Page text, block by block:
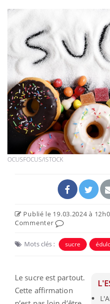
OCUSFOCUS/ISTOCK
Publié le 19.03.2024 à
Commenter
Mots clés : sucre
Le sucre est partout.
Cette affirmation